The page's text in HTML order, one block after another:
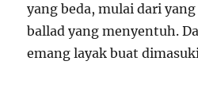
yang beda, mulai dari
ballad yang menyentuh.
emang layak buat